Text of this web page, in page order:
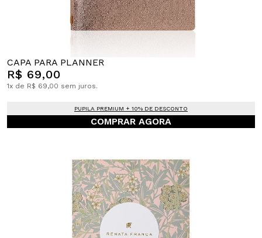
CAPA PARA PLANNER
R$ 69,00
1x de R$ 69,00 sem juros.
PUPILA PREMIUM + 10% DE DESCONTO
COMPRAR AGORA